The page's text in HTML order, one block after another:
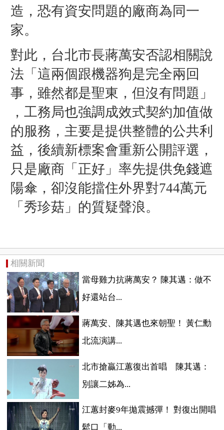
造，恐有資安問題的廠商為同一
家。
對此，台北市長蔣萬安否認相關說
法 「 這兩個跟機器狗是完全兩回
事，雖然都是聖東，但沒有問題」
， 工務局也強調成效式契約加值做
的服務， 主要是提供整體的公共利
益，後續新標案會重新公開評選，
只是廠商「正好」率先提供免錢遮
陽傘，卻沒能擋住外界對744萬元
「秀珍菇」的質疑聲浪。
相關新聞
當母雞力抗蔣萬安？ 陳其邁：做不
好還站台...
蔣萬安、陳其邁也來朝聖！ 黃仁勳
北流演講...
北市搶贏江蕙復出首唱 陳其邁：
別讓二姊為...
江蕙封麥9年拋震撼彈！ 對復出開唱
鬆口「動...